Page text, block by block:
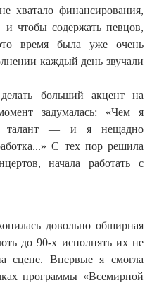
хватало финансирования,
чтобы содержать певцов,
время была уже очень
каждый день звучали
больший акцент на
задумалась: «Чем я
талант — и я нещадно
С тех пор решила
начала работать с
довольно обширная
до 90‑х исполнять их не
сцене. Впервые я смогла
программы «Всемирной